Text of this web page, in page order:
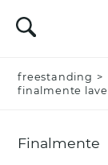
freestanding >
finalmente
Finalmente
Nominativo *